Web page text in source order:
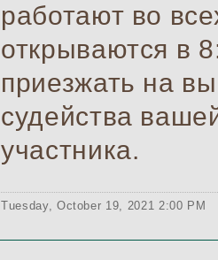
работают во
открываются в
приезжать на
судейства
участника.
Tuesday, October 19, 2021 2:00 PM